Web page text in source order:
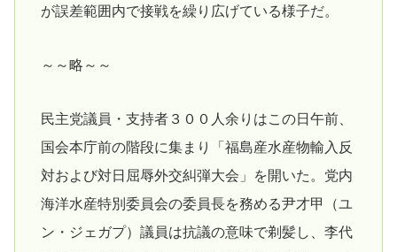
が誤差範囲内で接戦を繰り広げている様子だ。
～～略～～
民主党議員・支持者３００人余りはこの日午前、
国会本庁前の階段に集まり「福島産水産物輸入反
対および対日屈辱外交糾弾大会」を開いた。党内
海洋水産特別委員会の委員長を務める尹才甲（ユ
ン・ジェガプ）議員は抗議の意味で剃髪し、李代